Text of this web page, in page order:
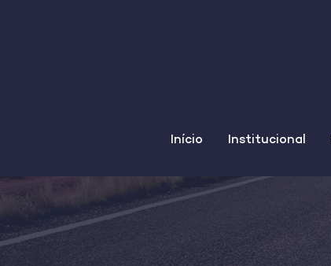
Início Institucional